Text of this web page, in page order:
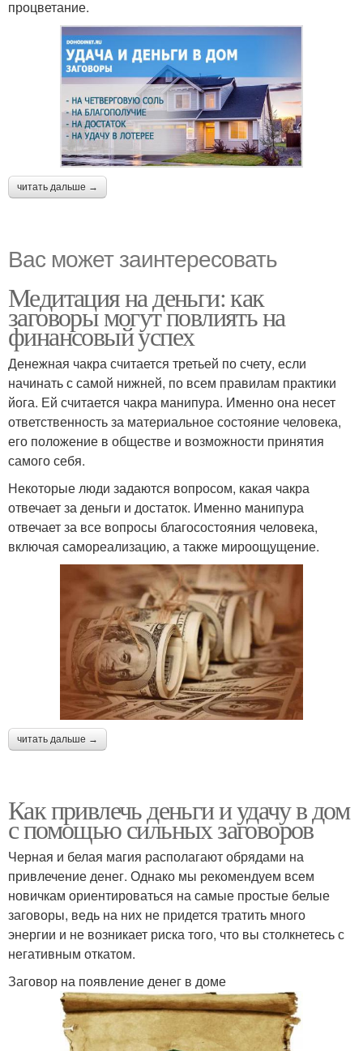
процветание.
читать дальше →
Вас может заинтересовать
Медитация на деньги: как
заговоры могут повлиять на
финансовый успех
Денежная чакра считается третьей по счету, если
начинать с самой нижней, по всем правилам практики
йога. Ей считается чакра манипура. Именно она несет
ответственность за материальное состояние человека,
его положение в обществе и возможности принятия
самого себя.
Некоторые люди задаются вопросом, какая чакра
отвечает за деньги и достаток. Именно манипура
отвечает за все вопросы благосостояния человека,
включая самореализацию, а также мироощущение.
читать дальше →
Как привлечь деньги и удачу в дом
с помощью сильных заговоров
Черная и белая магия располагают обрядами на
привлечение денег. Однако мы рекомендуем всем
новичкам ориентироваться на самые простые белые
заговоры, ведь на них не придется тратить много
энергии и не возникает риска того, что вы столкнетесь с
негативным откатом.
Заговор на появление денег в доме